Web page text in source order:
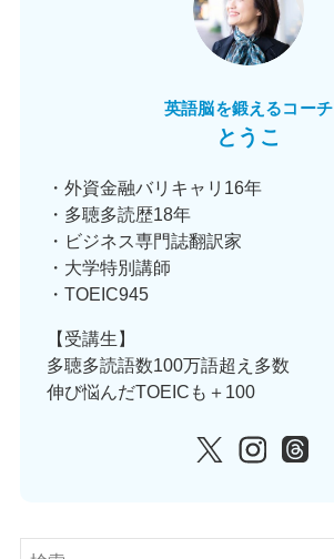
英語脳を鍛えるコーチ
とうこ
・外資金融バリキャリ16年
・多聴多読歴18年
・ビジネス専門誌翻訳家
・大学特別講師
・TOEIC945
【受講生】
多聴多読語数100万語超え多数
伸び悩んだTOEICも＋100